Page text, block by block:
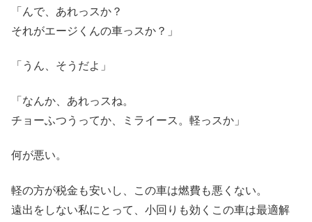
「んで、あれっスか？
それがエージくんの車っスか？」
「うん、そうだよ」
「なんか、あれっスね。
チョーふつうってか、ミライース。軽っスか」
何が悪い。
軽の方が税金も安いし、この車は燃費も悪くない。
遠出をしない私にとって、小回りも効くこの車は最適解